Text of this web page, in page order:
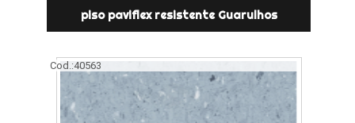
piso paviflex resistente Guarulhos
Cod.:40563